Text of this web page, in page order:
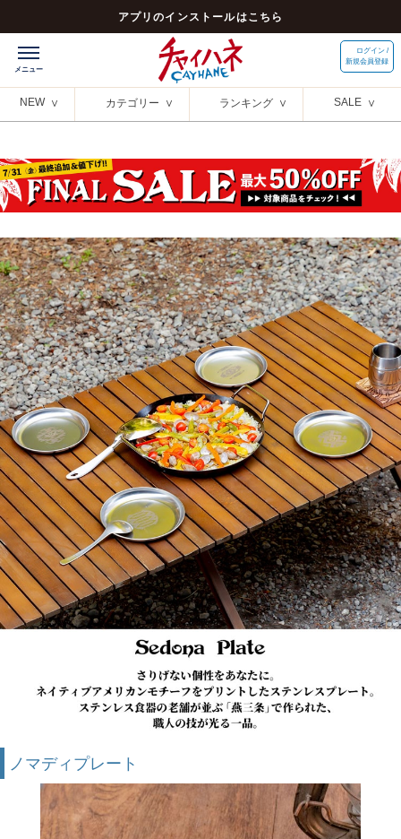
アプリのインストールはこちら
ログイン /
新規会員登録
NEW カテゴリー ランキング SALE
ノマディプレート